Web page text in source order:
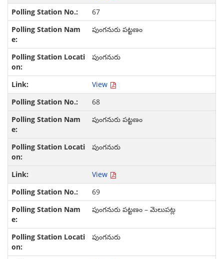
67
పుంగనురు పట్టణం
పుంగనురు
View
68
పుంగనురు పట్టణం
పుంగనురు
View
69
పుంగనురు పట్టణం – మెలుపట్ల
పుంగనురు